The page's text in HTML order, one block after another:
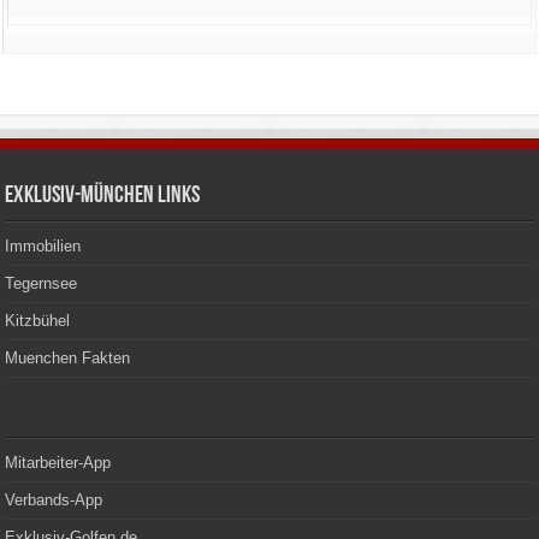
Exklusiv-München Links
Immobilien
Tegernsee
Kitzbühel
Muenchen Fakten
Mitarbeiter-App
Verbands-App